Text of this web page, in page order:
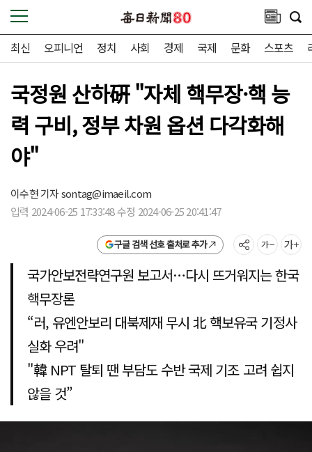
최신 오피니언 정치 사회 경제 국제 문화 스포츠
국정원 산하硏 "자체 핵무장·핵 능
력 구비, 정부 차원 옵션 다각화해
야"
이수현 기자sontag@imaeil.com
입력 2024-06-25 17:33:48 수정 2024-06-25 20:41:47
구글 검색 선호 출처로 추가
국가안보전략연구원 보고서…다시 뜨거워지는 한국
핵무장론
“러, 유엔안보리 대북제재 무시 北 핵보유국 기정사
실화 우려"
"韓 NPT 탈퇴 땐 부담도 수반 국제 기조 고려 쉽지
않을 것”